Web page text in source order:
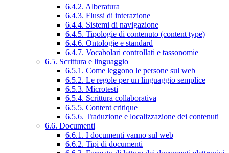
6.4.2. Alberatura
6.4.3. Flussi di interazione
6.4.4. Sistemi di navigazione
6.4.5. Tipologie di contenuto (content type)
6.4.6. Ontologie e standard
6.4.7. Vocabolari controllati e tassonomie
6.5. Scrittura e linguaggio
6.5.1. Come leggono le persone sul web
6.5.2. Le regole per un linguaggio semplice
6.5.3. Microtesti
6.5.4. Scrittura collaborativa
6.5.5. Content critique
6.5.6. Traduzione e localizzazione dei contenuti
6.6. Documenti
6.6.1. I documenti vanno sul web
6.6.2. Tipi di documenti